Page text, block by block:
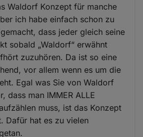
Waldorf Konzept für manche
ich habe einfach schon zu
dass jeder gleich seine
sobald „Waldorf“ erwähnt
zuzuhören. Da ist so eine
vor allem wenn es um die
Egal was Sie von Waldorf
dass man IMMER ALLE
muss, ist das Konzept
Dafür hat es zu vielen